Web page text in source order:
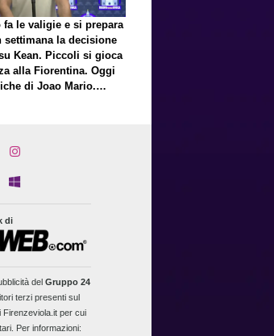
fa le valigie e si prepara
settimana la decisione
Kean. Piccoli si gioca
alla Fiorentina. Oggi
di Joao Mario.
di
del Gruppo 24
terzi presenti sul
Firenzeviola.it per cui
Per informazioni: